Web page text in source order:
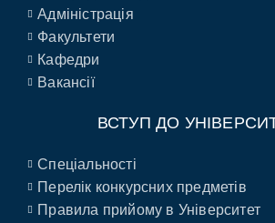
Адміністрація
Факультети
Кафедри
Вакансії
ВСТУП ДО
Спеціальності
Перелік конкурсних предметів
Правила прийому в Університет